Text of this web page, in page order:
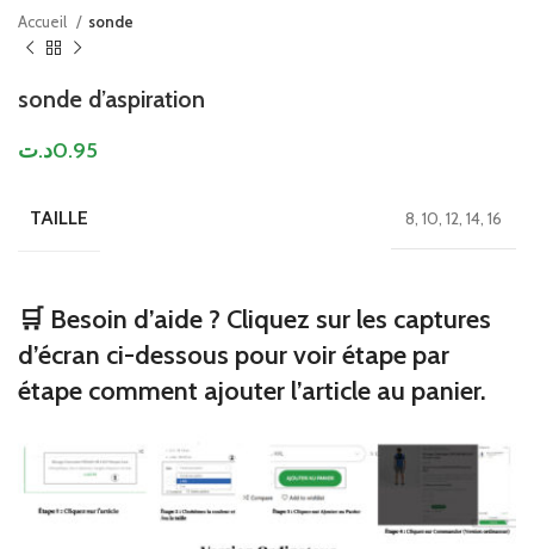
Accueil sonde
sonde d’aspiration
0.95د.ت
TAILLE 8, 10, 12, 14, 16
🛒 Besoin d’aide ? Cliquez sur les captures
d’écran ci-dessous pour voir étape par
étape comment ajouter l’article au panier.